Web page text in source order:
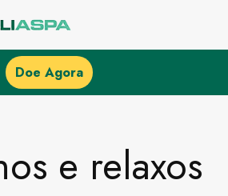
Doe Agora
e relaxos